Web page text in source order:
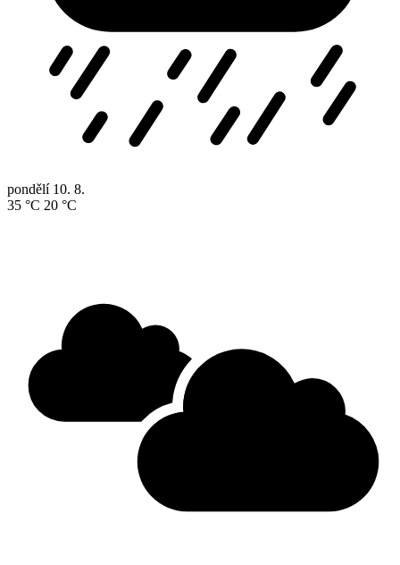
pondělí 10. 8.
35 °C 20 °C